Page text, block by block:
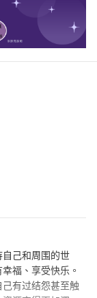
己和周围的世
福、享受快乐。
有过结怨甚至触